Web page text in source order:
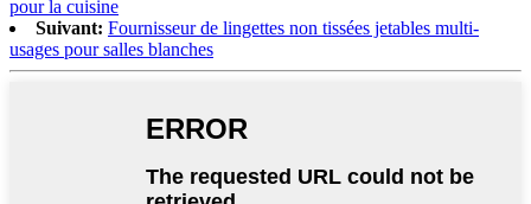
pour la cuisine
Suivant: Fournisseur de lingettes non tissées jetables multi-
usages pour salles blanches